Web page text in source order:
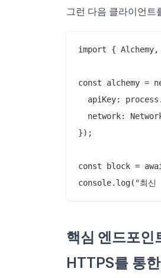
그런 다음 클라이언트
import {
const alchemy =
apiKey:
network:
});
const block =
핵심 엔드포인
HTTPS를 통